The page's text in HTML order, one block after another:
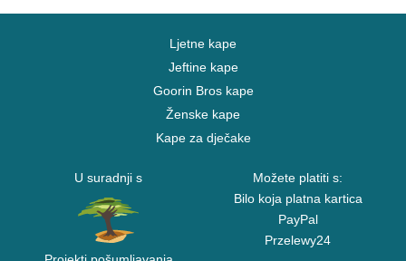
Ljetne kape
Jeftine kape
Goorin Bros kape
Ženske kape
Kape za dječake
U suradnji s
Možete platiti s:
Bilo koja platna kartica
PayPal
Przelewy24